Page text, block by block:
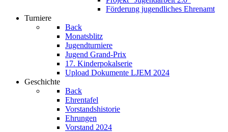
Förderung jugendliches Ehrenamt
Turniere
Back
Monatsblitz
Jugendturniere
Jugend Grand-Prix
17. Kinderpokalserie
Upload Dokumente LJEM 2024
Geschichte
Back
Ehrentafel
Vorstandshistorie
Ehrungen
Vorstand 2024